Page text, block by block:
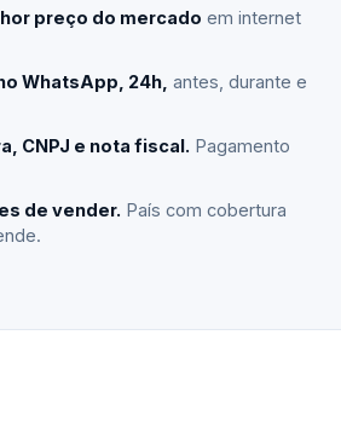
preço do mercado em internet
WhatsApp, 24h, antes, durante e
CNPJ e nota fiscal. Pagamento
de vender. País com cobertura